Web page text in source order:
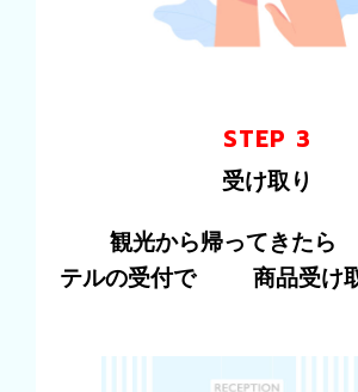
STEP 3
受け取り
観光から帰ってきたら
テルの受付で
商品受け